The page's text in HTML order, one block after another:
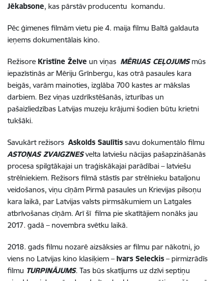
Jēkabsone, kas pārstāv producentu komandu.
Pēc ģimenes filmām vietu pie 4. maija filmu Baltā galdauta
ieņems dokumentālais kino.
Režisore Kristīne Želve un viņas MĒRIJAS CEĻOJUMSmūs
iepazīstinās ar Mēriju Grīnbergu, kas otrā pasaules kara
beigās, varām mainoties, izglāba 700 kastes ar mākslas
darbiem. Bez viņas uzdrīkstēšanās, izturības un
pašaizliedzības Latvijas muzeju krājumi šodien būtu krietni
tukšāki.
Savukārt režisors Askolds Saulītis savu dokumentālo filmu
ASTOŅAS ZVAIGZNESvelta latviešu nācijas pašapzināšanās
procesa spilgtākajai un traģiskākajai parādībai – latviešu
strēlniekiem. Režisors filmā stāstīs par strēlnieku bataljonu
veidošanos, viņu cīņām Pirmā pasaules un Krievijas pilsoņu
kara laikā, par Latvijas valsts pirmsākumiem un Latgales
atbrīvošanas cīņām. Arī šī filma pie skatītājiem nonāks jau
2017. gadā – novembra svētku laikā.
2018. gads filmu nozarē aizsāksies ar filmu par nākotni, jo
viens no Latvijas kino klasiķiem –Ivars Seleckis – pirmizrādīs
filmu TURPINĀJUMS. Tas būs skatījums uz dzīvi septiņu